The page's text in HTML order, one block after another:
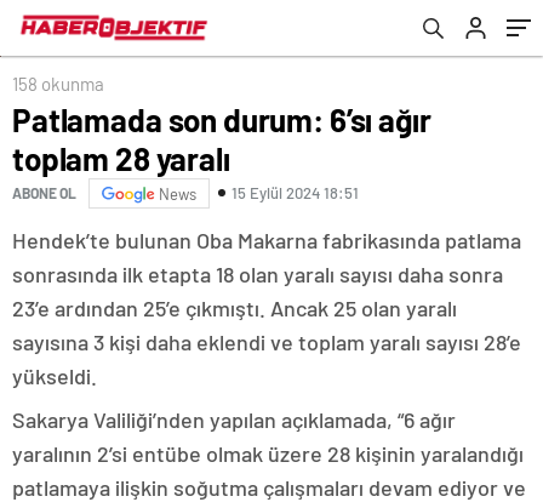
158 okunma
Patlamada son durum: 6’sı ağır
toplam 28 yaralı
ABONE OL News 15 Eylül 2024 18:51
Hendek’te bulunan Oba Makarna fabrikasında patlama
sonrasında ilk etapta 18 olan yaralı sayısı daha sonra
23’e ardından 25’e çıkmıştı. Ancak 25 olan yaralı
sayısına 3 kişi daha eklendi ve toplam yaralı sayısı 28’e
yükseldi.
Sakarya Valiliği’nden yapılan açıklamada, “6 ağır
yaralının 2’si entübe olmak üzere 28 kişinin yaralandığı
patlamaya ilişkin soğutma çalışmaları devam ediyor ve
görüntüler